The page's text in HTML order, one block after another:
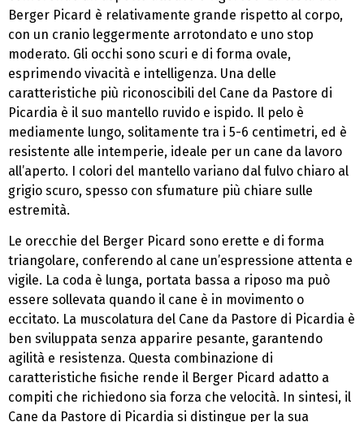
Berger Picard è relativamente grande rispetto al corpo,
con un cranio leggermente arrotondato e uno stop
moderato. Gli occhi sono scuri e di forma ovale,
esprimendo vivacità e intelligenza. Una delle
caratteristiche più riconoscibili del Cane da Pastore di
Picardia è il suo mantello ruvido e ispido. Il pelo è
mediamente lungo, solitamente tra i 5-6 centimetri, ed è
resistente alle intemperie, ideale per un cane da lavoro
all’aperto. I colori del mantello variano dal fulvo chiaro al
grigio scuro, spesso con sfumature più chiare sulle
estremità.
Le orecchie del Berger Picard sono erette e di forma
triangolare, conferendo al cane un’espressione attenta e
vigile. La coda è lunga, portata bassa a riposo ma può
essere sollevata quando il cane è in movimento o
eccitato. La muscolatura del Cane da Pastore di Picardia è
ben sviluppata senza apparire pesante, garantendo
agilità e resistenza. Questa combinazione di
caratteristiche fisiche rende il Berger Picard adatto a
compiti che richiedono sia forza che velocità. In sintesi, il
Cane da Pastore di Picardia si distingue per la sua